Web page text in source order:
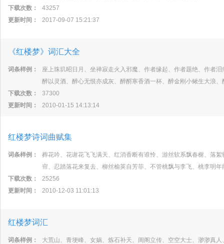
下载次数：
43257
更新时间：
2017-09-07 15:21:37
《红楼梦》词汇大全
词条样例：
座上珠玑昭日月、坐禅寂走火入邪魔、作者缘起、作者题绝、作者
醉以灵酒、醉心无恨亦成灰、醉酹寒香酒一杯、醉金刚小鳅生大浪
下载次数：
37300
更新时间：
2010-01-15 14:13:14
红楼梦诗词曲赋集
词条样例：
葬花吟、花谢花飞飞满天、红消香断有谁怜、游丝软系飘春榭、落
帘、忍踏落花来复去、柳丝榆荚自芳菲、不管桃飘与李飞、桃李明
下载次数：
25256
更新时间：
2010-12-03 11:01:13
红楼梦词汇
词条样例：
大荒山、青埂峰、女娲、炼石补天、闺阁立传、空空大士、渺渺真